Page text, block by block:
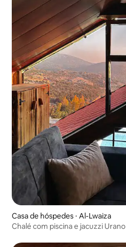
Casa de hóspedes ⋅ Al-Lwaiza
Chalé com piscina e jacuzzi Urano